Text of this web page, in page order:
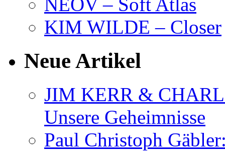
NEOV – Soft Atlas
KIM WILDE – Closer
Neue Artikel
JIM KERR &
Unsere Geheimnisse
Paul Christoph